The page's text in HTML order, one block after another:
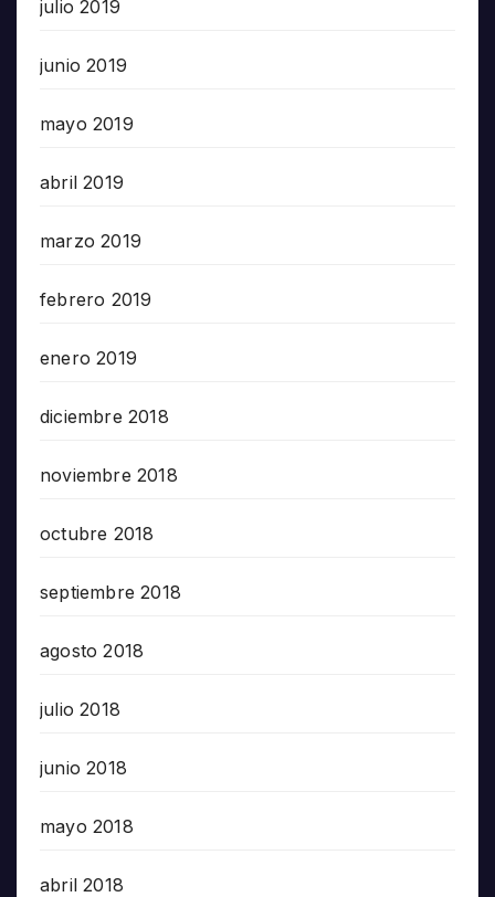
julio 2019
junio 2019
mayo 2019
abril 2019
marzo 2019
febrero 2019
enero 2019
diciembre 2018
noviembre 2018
octubre 2018
septiembre 2018
agosto 2018
julio 2018
junio 2018
mayo 2018
abril 2018